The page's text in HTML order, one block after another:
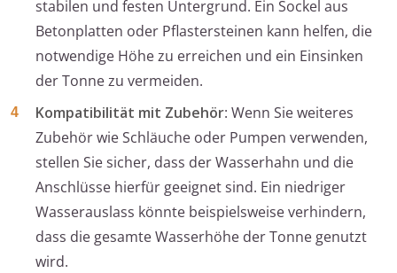
stabilen und festen Untergrund. Ein Sockel aus
Betonplatten oder Pflastersteinen kann helfen, die
notwendige Höhe zu erreichen und ein Einsinken
der Tonne zu vermeiden.
Kompatibilität mit Zubehör: Wenn Sie weiteres
Zubehör wie Schläuche oder Pumpen verwenden,
stellen Sie sicher, dass der Wasserhahn und die
Anschlüsse hierfür geeignet sind. Ein niedriger
Wasserauslass könnte beispielsweise verhindern,
dass die gesamte Wasserhöhe der Tonne genutzt
wird.